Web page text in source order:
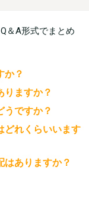
＆A形式でまとめ
か？
りますか？
うですか？
どれくらいいます
はありますか？